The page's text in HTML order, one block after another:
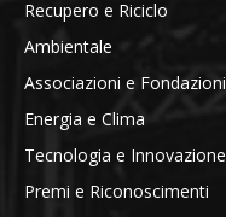
Recupero e Riciclo
Ambientale
Associazioni e Fondazioni
Energia e Clima
Tecnologia e Innovazione
Premi e Riconoscimenti